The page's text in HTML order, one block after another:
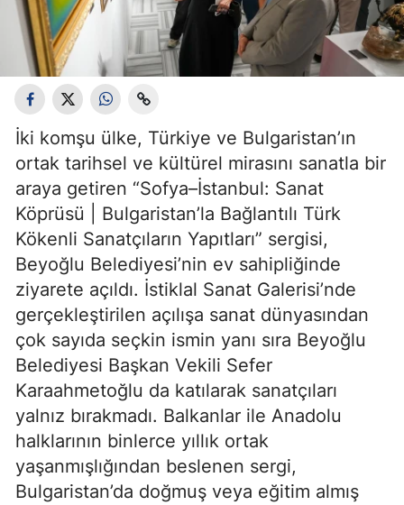
İki komşu ülke, Türkiye ve Bulgaristan’ın
ortak tarihsel ve kültürel mirasını sanatla bir
araya getiren “Sofya–İstanbul: Sanat
Köprüsü | Bulgaristan’la Bağlantılı Türk
Kökenli Sanatçıların Yapıtları” sergisi,
Beyoğlu Belediyesi’nin ev sahipliğinde
ziyarete açıldı. İstiklal Sanat Galerisi’nde
gerçekleştirilen açılışa sanat dünyasından
çok sayıda seçkin ismin yanı sıra Beyoğlu
Belediyesi Başkan Vekili Sefer
Karaahmetoğlu da katılarak sanatçıları
yalnız bırakmadı. Balkanlar ile Anadolu
halklarının binlerce yıllık ortak
yaşanmışlığından beslenen sergi,
Bulgaristan’da doğmuş veya eğitim almış